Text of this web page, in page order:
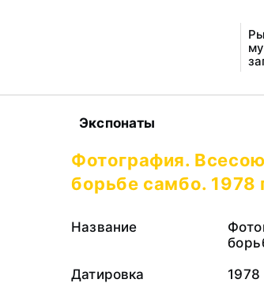
Экспонаты
Фотография.
борьбе самбо. 1978
Название
Датировка
1978